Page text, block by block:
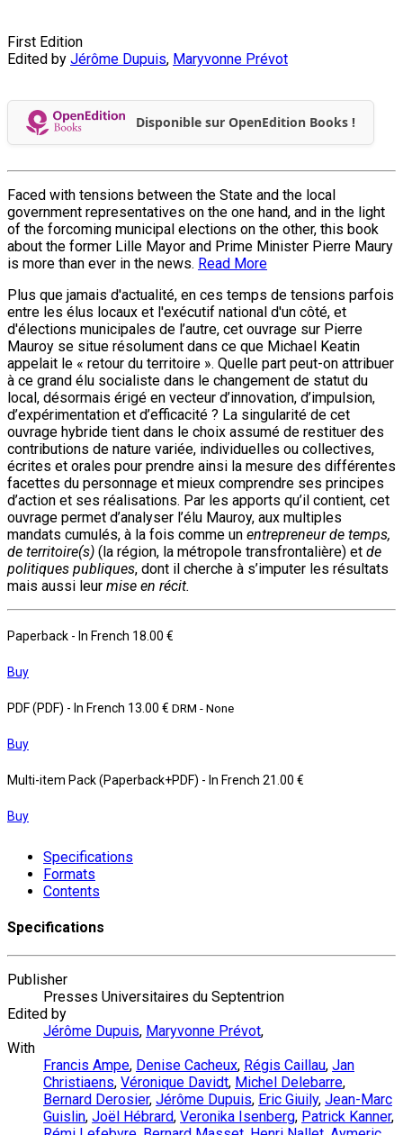
First Edition
Edited by Jérôme Dupuis, Maryvonne Prévot
Disponible sur OpenEdition Books !
Faced with tensions between the State and the local
government representatives on the one hand, and in the light
of the forcoming municipal elections on the other, this book
about the former Lille Mayor and Prime Minister Pierre Maury
is more than ever in the news. Read More
Plus que jamais d'actualité, en ces temps de tensions parfois
entre les élus locaux et l'exécutif national d'un côté, et
d'élections municipales de l’autre, cet ouvrage sur Pierre
Mauroy se situe résolument dans ce que Michael Keatin
appelait le « retour du territoire ». Quelle part peut-on attribuer
à ce grand élu socialiste dans le changement de statut du
local, désormais érigé en vecteur d’innovation, d’impulsion,
d’expérimentation et d’efficacité ? La singularité de cet
ouvrage hybride tient dans le choix assumé de restituer des
contributions de nature variée, individuelles ou collectives,
écrites et orales pour prendre ainsi la mesure des différentes
facettes du personnage et mieux comprendre ses principes
d’action et ses réalisations. Par les apports qu’il contient, cet
ouvrage permet d’analyser l’élu Mauroy, aux multiples
mandats cumulés, à la fois comme un entrepreneur de temps,
de territoire(s) (la région, la métropole transfrontalière) et de
politiques publiques, dont il cherche à s’imputer les résultats
mais aussi leur mise en récit.
Paperback - In French 18.00 €
Buy
PDF (PDF) - In French 13.00 € DRM - None
Buy
Multi-item Pack (Paperback+PDF) - In French 21.00 €
Buy
Specifications
Formats
Contents
Specifications
Publisher
Presses Universitaires du Septentrion
Edited by
Jérôme Dupuis, Maryvonne Prévot,
With
Francis Ampe, Denise Cacheux, Régis Caillau, Jan
Christiaens, Véronique Davidt, Michel Delebarre,
Bernard Derosier, Jérôme Dupuis, Eric Giuily, Jean-Marc
Guislin, Joël Hébrard, Veronika Isenberg, Patrick Kanner,